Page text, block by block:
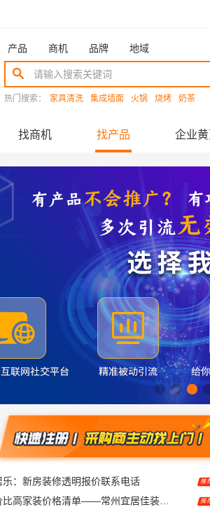
产品 商机 品牌 地域
热门搜索： 家具清洗 集成墙面 火锅 烧烤 奶茶
找商机 找产品 企业
推
推